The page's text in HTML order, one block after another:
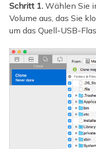
Schritt 1.Wählen Sie
Volume aus, das Sie
um das Quell-USB-